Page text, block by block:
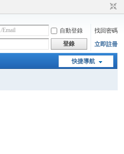
自動登錄
找回密碼
登錄 立即註冊
快捷導航